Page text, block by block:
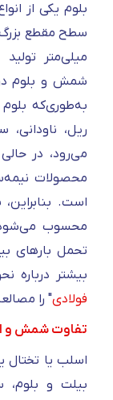
بلوم یکی از
میلی‌متر
شمش و بلوم در
به‌طوری‌که
ریل،
می‌رود، در
محصولات
است.
محسوب می‌شود
تحمل بارهای
بیشتر درباره
فولادی" را
تفاوت شمش و
اسلب یا تختال
بیلت و